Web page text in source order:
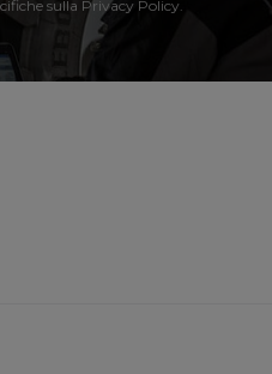
sulla Privacy Policy.